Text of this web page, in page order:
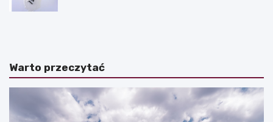
J
k
o
ń
z
K
c
h
y
e
Warto przeczytać